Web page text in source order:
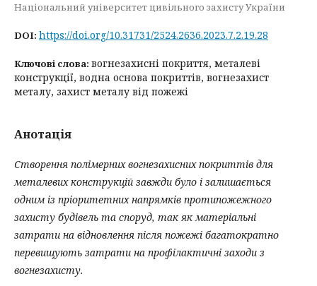
Національний університет цивільного захисту України
DOI: https://doi.org/10.31731/2524.2636.2023.7.2.19.28
Ключові слова: вогнезахисні покриття, металеві
конструкції, водна основа покриттів, вогнезахист
металу, захист металу від пожежі
Анотація
Створення полімерних вогнезахисних покриттів для
металевих конструкцій завжди було і залишається
одним із пріоритетних напрямків протипожежного
захисту будівель та споруд, так як матеріальні
затрати на відновлення після пожежі багатократно
перевищують затрати на профілактичні заходи з
вогнезахисту.